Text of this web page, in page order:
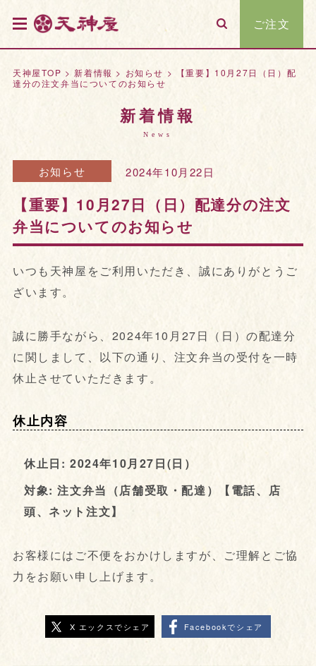
ご注文
天神屋TOP >新着情報 > お知らせ >
【重要】10月27日（日）配
達分の注文弁当についてのお知らせ
新着情報
News
お知らせ 2024年10月22日
【重要】10月27日（日）配達分の注文
弁当についてのお知らせ
いつも天神屋をご利用いただき、誠にありがとうご
ざいます。
誠に勝手ながら、2024年10月27日（日）の配達分
に関しまして、以下の通り、注文弁当の受付を一時
休止させていただきます。
休止内容
休止日: 2024年10月27日(日）
対象: 注文弁当（店舗受取・配達）【電話、店
頭、ネット注文】
お客様にはご不便をおかけしますが、ご理解とご協
力をお願い申し上げます。
X エックスでシェア Facebookでシェア